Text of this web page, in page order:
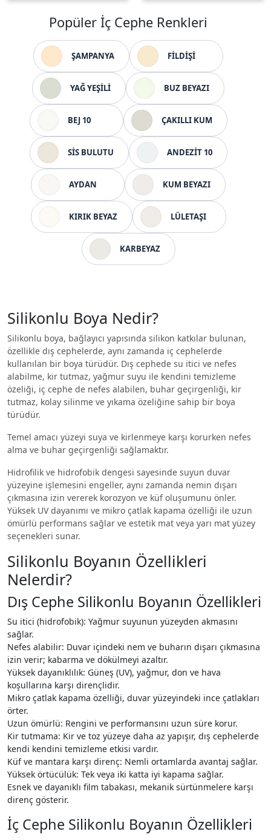
Popüler İç Cephe Renkleri
ŞAMPANYA FİLDİŞİ
YAĞ YEŞİLİ BUZ BEYAZI
BEJ 10 ÇAKILLI KUM
SİS BULUTU ANDEZİT 10
AYDAN KUM BEYAZI
KIRIK BEYAZ LÜLETAŞI
KARBEYAZ
Silikonlu Boya Nedir?
Silikonlu boya, bağlayıcı yapısında silikon katkılar bulunan,
özellikle dış cephelerde, aynı zamanda iç cephelerde
kullanılan bir boya türüdür. Dış cephede su itici ve nefes
alabilme, kir tutmaz, yağmur suyu ile kendini temizleme
özeliği, iç cephe de nefes alabilen, buhar geçirgenliği, kir
tutmaz, kolay silinme ve yıkama özeliğine sahip bir boya
türüdür.
Temel amacı yüzeyi suya ve kirlenmeye karşı korurken nefes
alma ve buhar geçirgenliği sağlamaktır.
Hidrofilik ve hidrofobik dengesi sayesinde suyun duvar
yüzeyine işlemesini engeller, aynı zamanda nemin dışarı
çıkmasına izin vererek korozyon ve küf oluşumunu önler.
Yüksek UV dayanımı ve mikro çatlak kapama özelliği ile uzun
ömürlü performans sağlar ve estetik mat veya yarı mat yüzey
seçenekleri sunar.
Silikonlu Boyanın Özellikleri
Nelerdir?
Dış Cephe Silikonlu Boyanın Özellikleri
Su itici (hidrofobik): Yağmur suyunun yüzeyden akmasını
sağlar.
Nefes alabilir: Duvar içindeki nem ve buharın dışarı çıkmasına
izin verir; kabarma ve dökülmeyi azaltır.
Yüksek dayanıklılık: Güneş (UV), yağmur, don ve hava
koşullarına karşı dirençlidir.
Mikro çatlak kapama özelliği, duvar yüzeyindeki ince çatlakları
örter.
Uzun ömürlü: Rengini ve performansını uzun süre korur.
Kir tutmama: Kir ve toz yüzeye daha az yapışır, dış cephelerde
kendi kendini temizleme etkisi vardır.
Küf ve mantara karşı direnç: Nemli ortamlarda avantaj sağlar.
Yüksek örtücülük: Tek veya iki katta iyi kapama sağlar.
Esnek ve dayanıklı film tabakası, mekanik sürtünmelere karşı
direnç gösterir.
İç Cephe Silikonlu Boyanın Özellikleri